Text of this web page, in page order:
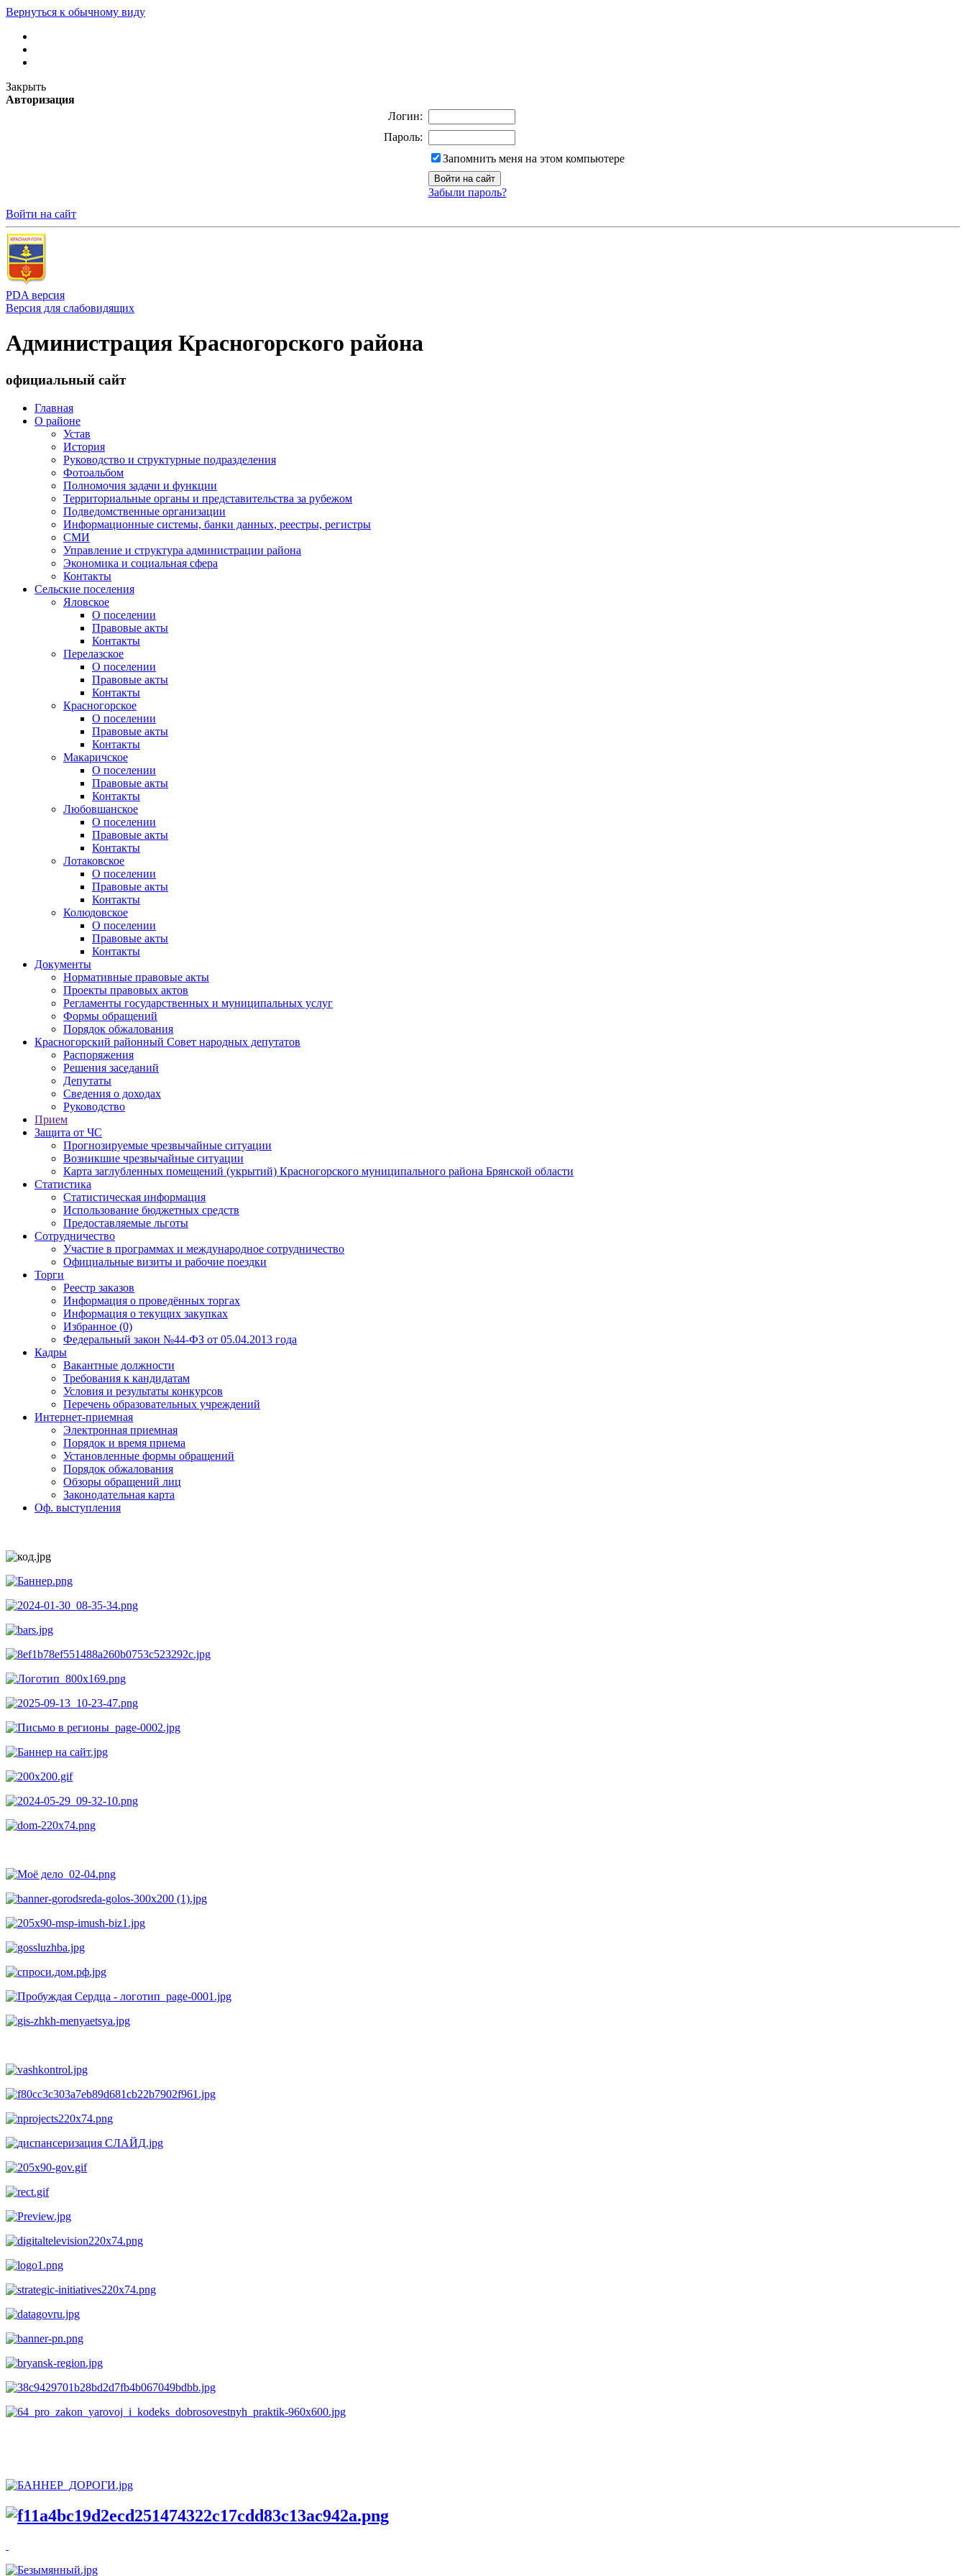
Вернуться к обычному виду
Закрыть
Авторизация
Логин:
Пароль:
Запомнить меня на этом компьютере
Забыли пароль?
Войти на сайт
PDA версия
Версия для слабовидящих
Администрация Красногорского района
официальный сайт
Главная
О районе
Устав
История
Руководство и структурные подразделения
Фотоальбом
Полномочия задачи и функции
Территориальные органы и представительства за рубежом
Подведомственные организации
Информационные системы, банки данных, реестры, регистры
СМИ
Управление и структура администрации района
Экономика и социальная сфера
Контакты
Сельские поселения
Яловское
О поселении
Правовые акты
Контакты
Перелазское
О поселении
Правовые акты
Контакты
Красногорское
О поселении
Правовые акты
Контакты
Макаричское
О поселении
Правовые акты
Контакты
Любовшанское
О поселении
Правовые акты
Контакты
Лотаковское
О поселении
Правовые акты
Контакты
Колюдовское
О поселении
Правовые акты
Контакты
Документы
Нормативные правовые акты
Проекты правовых актов
Регламенты государственных и муниципальных услуг
Формы обращений
Порядок обжалования
Красногорский районный Совет народных депутатов
Распоряжения
Решения заседаний
Депутаты
Сведения о доходах
Руководство
Прием
Защита от ЧС
Прогнозируемые чрезвычайные ситуации
Возникшие чрезвычайные ситуации
Карта заглубленных помещений (укрытий) Красногорского муниципального района Брянской области
Статистика
Статистическая информация
Использование бюджетных средств
Предоставляемые льготы
Сотрудничество
Участие в программах и международное сотрудничество
Официальные визиты и рабочие поездки
Торги
Реестр заказов
Информация о проведённых торгах
Информация о текущих закупках
Избранное (0)
Федеральный закон №44-ФЗ от 05.04.2013 года
Кадры
Вакантные должности
Требования к кандидатам
Условия и результаты конкурсов
Перечень образовательных учреждений
Интернет-приемная
Электронная приемная
Порядок и время приема
Установленные формы обращений
Порядок обжалования
Обзоры обращений лиц
Законодательная карта
Оф. выступления